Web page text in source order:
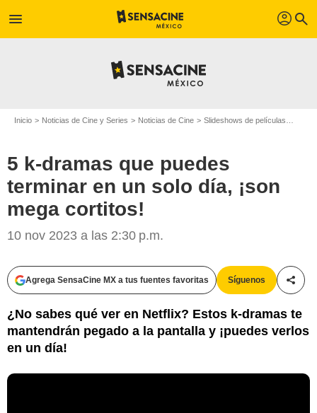
menu profil search
Inicio Noticias de Cine y Series Noticias de Cine Slideshows de películas
5 k-dramas que puedes
terminar en un solo día, ¡son
mega cortitos!
10 nov 2023 a las 2:30 p.m.
Agrega SensaCine MX a tus fuentes favoritas Síguenos
¿No sabes qué ver en Netflix? Estos k-dramas te
mantendrán pegado a la pantalla y ¡puedes verlos
en un día!